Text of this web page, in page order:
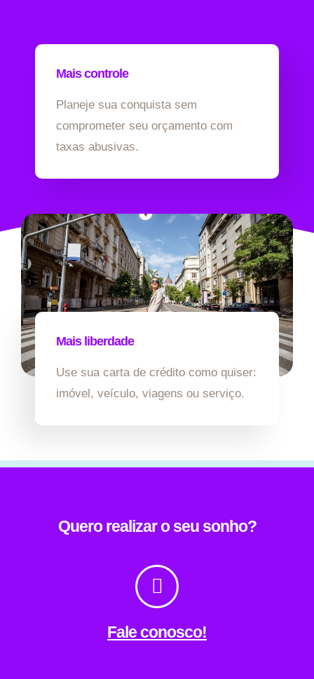
Mais controle
Planeje sua conquista sem
comprometer seu orçamento com
taxas abusivas.
Mais liberdade
Use sua carta de crédito como quiser:
imóvel, veículo, viagens ou serviço.
Quero realizar o seu sonho?
Fale conosco!